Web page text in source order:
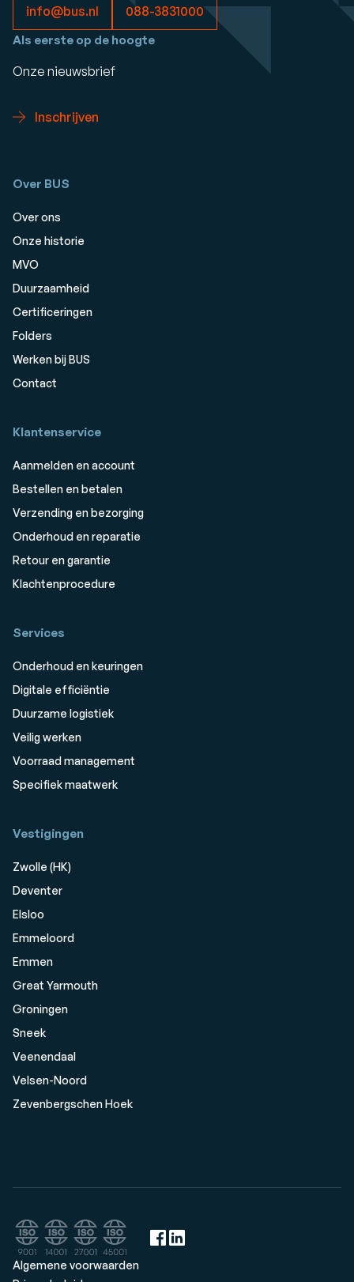
info@bus.nl 088-3831000
Als eerste op de hoogte
Onze nieuwsbrief
Inschrijven
Over BUS
Over ons
Onze historie
MVO
Duurzaamheid
Certificeringen
Folders
Werken bij BUS
Contact
Klantenservice
Aanmelden en account
Bestellen en betalen
Verzending en bezorging
Onderhoud en reparatie
Retour en garantie
Klachtenprocedure
Services
Onderhoud en keuringen
Digitale efficiëntie
Duurzame logistiek
Veilig werken
Voorraad management
Specifiek maatwerk
Vestigingen
Zwolle (HK)
Deventer
Elsloo
Emmeloord
Emmen
Great Yarmouth
Groningen
Sneek
Veenendaal
Velsen-Noord
Zevenbergschen Hoek
Algemene voorwaarden